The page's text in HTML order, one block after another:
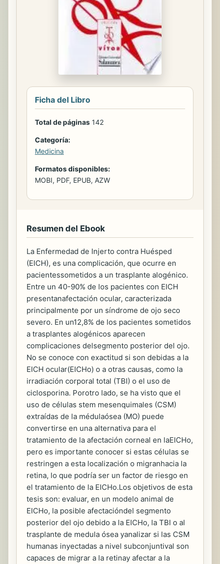
Ficha del Libro
Total de páginas 142
Categoría:
Medicina
Formatos disponibles:
MOBI, PDF, EPUB, AZW
Resumen del Ebook
La Enfermedad de Injerto contra Huésped
(EICH), es una complicación, que ocurre en
pacientessometidos a un trasplante alogénico.
Entre un 40-90% de los pacientes con EICH
presentanafectación ocular, caracterizada
principalmente por un síndrome de ojo seco
severo. En un12,8% de los pacientes sometidos
a trasplantes alogénicos aparecen
complicaciones delsegmento posterior del ojo.
No se conoce con exactitud si son debidas a la
EICH ocular(EICHo) o a otras causas, como la
irradiación corporal total (TBI) o el uso de
ciclosporina. Porotro lado, se ha visto que el
uso de células stem mesenquimales (CSM)
extraídas de la médulaósea (MO) puede
convertirse en una alternativa para el
tratamiento de la afectación corneal en laEICHo,
pero es importante conocer si estas células se
restringen a esta localización o migranhacia la
retina, lo que podría ser un factor de riesgo en
el tratamiento de la EICHo.Los objetivos de esta
tesis son: evaluar, en un modelo animal de
EICHo, la posible afectacióndel segmento
posterior del ojo debido a la EICHo, la TBI o al
trasplante de medula ósea yanalizar si las CSM
humanas inyectadas a nivel subconjuntival son
capaces de migrar a la retinay afectar a la